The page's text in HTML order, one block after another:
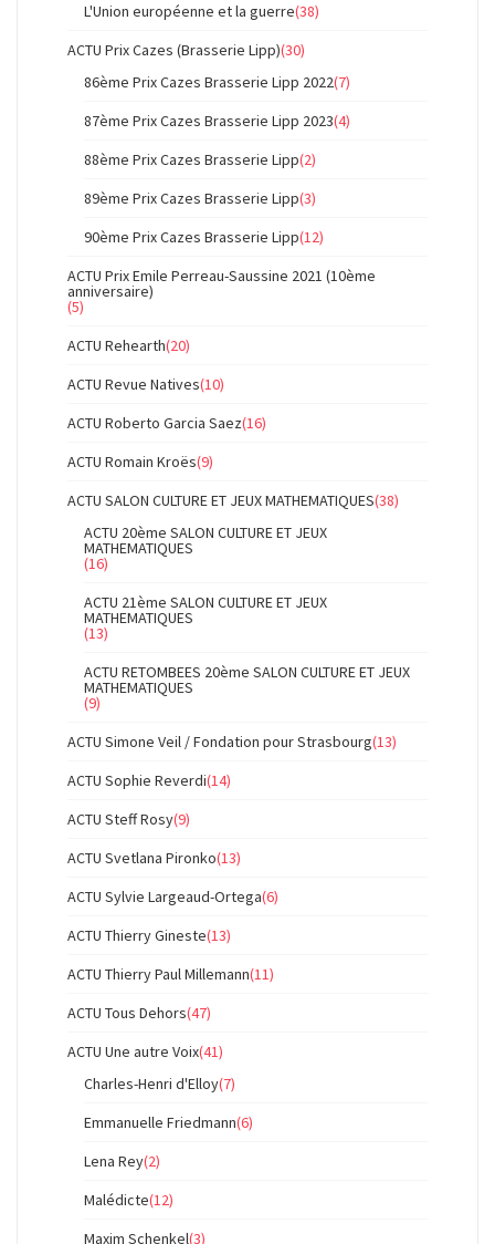
L'Union européenne et la guerre(38)
ACTU Prix Cazes (Brasserie Lipp)(30)
86ème Prix Cazes Brasserie Lipp 2022(7)
87ème Prix Cazes Brasserie Lipp 2023(4)
88ème Prix Cazes Brasserie Lipp(2)
89ème Prix Cazes Brasserie Lipp(3)
90ème Prix Cazes Brasserie Lipp(12)
ACTU Prix Emile Perreau-Saussine 2021 (10ème
anniversaire)
(5)
ACTU Rehearth(20)
ACTU Revue Natives(10)
ACTU Roberto Garcia Saez(16)
ACTU Romain Kroës(9)
ACTU SALON CULTURE ET JEUX MATHEMATIQUES(38)
ACTU 20ème SALON CULTURE ET JEUX
MATHEMATIQUES
(16)
ACTU 21ème SALON CULTURE ET JEUX
MATHEMATIQUES
(13)
ACTU RETOMBEES 20ème SALON CULTURE ET JEUX
MATHEMATIQUES
(9)
ACTU Simone Veil / Fondation pour Strasbourg(13)
ACTU Sophie Reverdi(14)
ACTU Steff Rosy(9)
ACTU Svetlana Pironko(13)
ACTU Sylvie Largeaud-Ortega(6)
ACTU Thierry Gineste(13)
ACTU Thierry Paul Millemann(11)
ACTU Tous Dehors(47)
ACTU Une autre Voix(41)
Charles-Henri d'Elloy(7)
Emmanuelle Friedmann(6)
Lena Rey(2)
Malédicte(12)
Maxim Schenkel(3)